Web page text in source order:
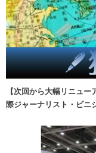
【次回から大幅リニュ
際ジャーナリスト・ビニ